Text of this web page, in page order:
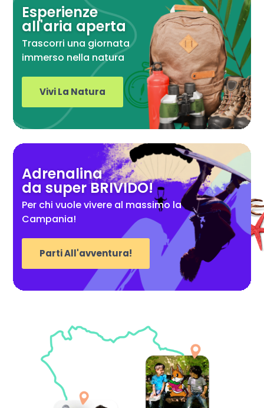
Esperienze
all'aria aperta
Trascorri una giornata
immerso nella natura
Vivi La Natura
Adrenalina
da super BRIVIDO!
Per chi vuole vivere al massimo la
Campania!
Parti All'avventura!